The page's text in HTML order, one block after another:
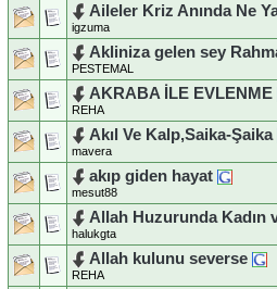
Aileler Kriz Anında Ne
igzuma
Akliniza gelen sey
PESTEMAL
AKRABA İLE EVLENME
REHA
Akıl Ve Kalp,Saika-Şaika
mavera
akıp giden hayat
mesut88
Allah Huzurunda Kadın
halukgta
Allah kulunu severse
REHA